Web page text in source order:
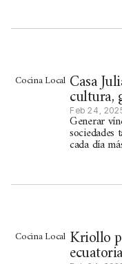
Cocina Local Casa
cultura,
Feb 24,
Generar
sociedades
cada día
Cocina Local Kriollo